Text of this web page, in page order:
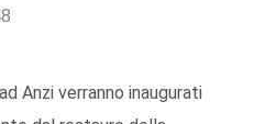
Anzi verranno inaugurati